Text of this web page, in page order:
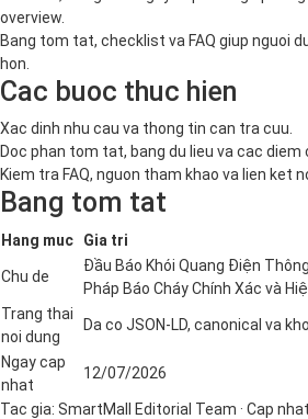
overview.
Bang tom tat, checklist va FAQ giup nguoi
hon.
Cac buoc thuc hien
Xac dinh nhu cau va thong tin can tra cuu.
Doc phan tom tat, bang du lieu va cac diem
Kiem tra FAQ, nguon tham khao va lien ket
Bang tom tat
Hang muc Gia tri
Chu de
Đầu Báo Khói Quang Điện
Pháp Báo Cháy Chính Xác và
Trang thai
noi dung
Da co JSON-LD, canonical va
Ngay cap
nhat
12/07/2026
Tac gia: SmartMall Editorial Team · Cap